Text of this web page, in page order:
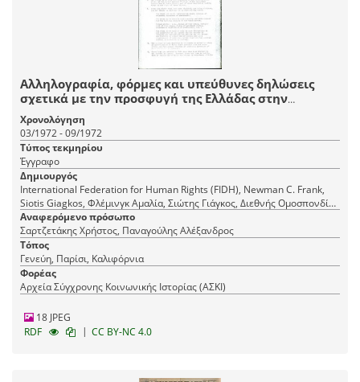
Αλληλογραφία, φόρμες και υπεύθυνες δηλώσεις
σχετικά με την προσφυγή της Ελλάδας στην
Επιτροπή Ανθρωπίνων Δικαιωμάτων του ΟΗΕ
Χρονολόγηση
03/1972 - 09/1972
Τύπος τεκμηρίου
Έγγραφο
Δημιουργός
International Federation for Human Rights (FIDH), Newman C. Frank,
Siotis Giagkos, Φλέμινγκ Αμαλία, Σιώτης Γιάγκος, Διεθνής Ομοσπονδία
των Δικαιωμάτων του Ανθρώπου
Αναφερόμενο πρόσωπο
Σαρτζετάκης Χρήστος, Παναγούλης Αλέξανδρος
Τόπος
Γενεύη, Παρίσι, Καλιφόρνια
Φορέας
Αρχεία Σύγχρονης Κοινωνικής Ιστορίας (ΑΣΚΙ)
18 JPEG
RDF
| CC BY-NC 4.0